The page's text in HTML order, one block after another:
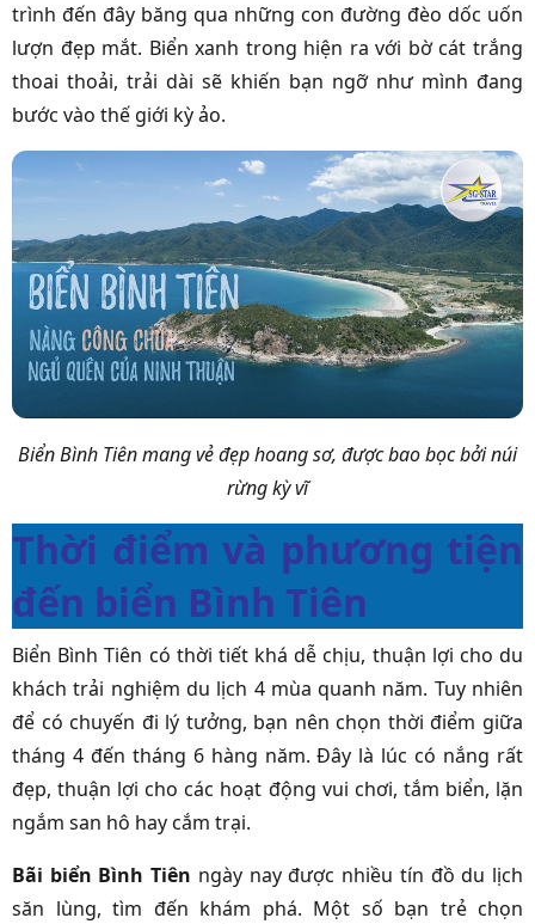
trình đến đây băng qua những con đường đèo dốc uốn
lượn đẹp mắt. Biển xanh trong hiện ra với bờ cát trắng
thoai thoải, trải dài sẽ khiến bạn ngỡ như mình đang
bước vào thế giới kỳ ảo.
Biển Bình Tiên mang vẻ đẹp hoang sơ, được bao bọc bởi núi
rừng kỳ vĩ
Thời điểm và phương tiện
đến biển Bình Tiên
Biển Bình Tiên có thời tiết khá dễ chịu, thuận lợi cho du
khách trải nghiệm du lịch 4 mùa quanh năm. Tuy nhiên
để có chuyến đi lý tưởng, bạn nên chọn thời điểm giữa
tháng 4 đến tháng 6 hàng năm. Đây là lúc có nắng rất
đẹp, thuận lợi cho các hoạt động vui chơi, tắm biển, lặn
ngắm san hô hay cắm trại.
Bãi biển Bình Tiên ngày nay được nhiều tín đồ du lịch
săn lùng, tìm đến khám phá. Một số bạn trẻ chọn